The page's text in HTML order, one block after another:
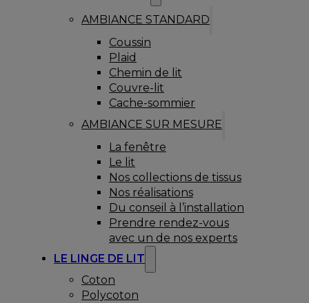
AMBIANCE STANDARD
Coussin
Plaid
Chemin de lit
Couvre-lit
Cache-sommier
AMBIANCE SUR MESURE
La fenêtre
Le lit
Nos collections de tissus
Nos réalisations
Du conseil à l’installation
Prendre rendez-vous
avec un de nos experts
LE LINGE DE LIT
Coton
Polycoton